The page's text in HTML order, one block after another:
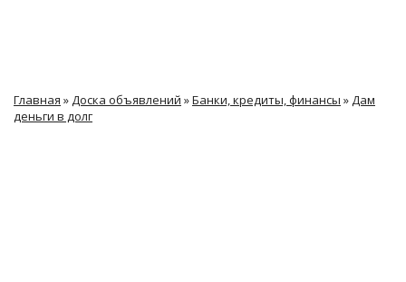
Главная »Доска объявлений »Банки, кредиты, финансы »Дам
деньги в долг